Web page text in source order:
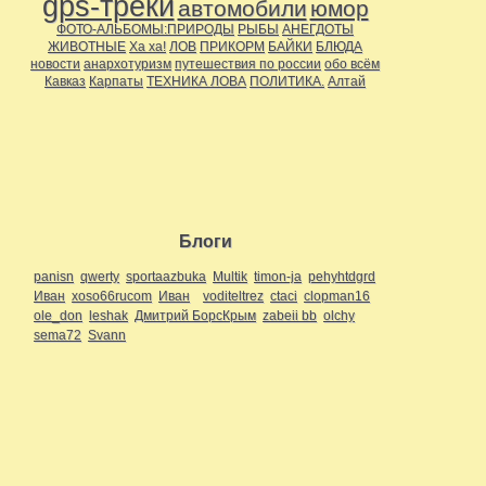
gps-треки автомобили юмор
ФОТО-АЛЬБОМЫ:ПРИРОДЫ РЫБЫ АНЕГДОТЫ
ЖИВОТНЫЕ Ха ха! ЛОВ ПРИКОРМ БАЙКИ БЛЮДА
новости анархотуризм путешествия по россии обо всём
Кавказ Карпаты ТЕХНИКА ЛОВА ПОЛИТИКА. Алтай
Блоги
panisn qwerty sportaazbuka Multik timon-ja pehyhtdgrd
Иван xoso66rucom Иван voditeltrez ctaci clopman16
ole_don leshak Дмитрий БорсКрым zabeii bb olchy
sema72 Svann